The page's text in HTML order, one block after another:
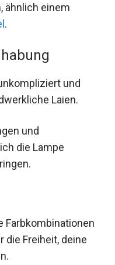
ähnlich einem
.
und
Laien.
und
die Lampe
Farbkombinationen
die Freiheit, deine